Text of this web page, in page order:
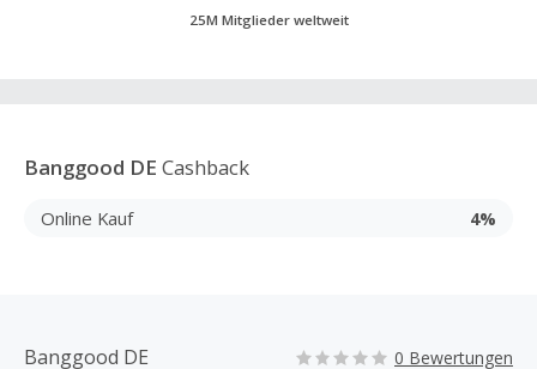
25M Mitglieder weltweit
Banggood DE Cashback
Online Kauf 4%
Banggood DE 0 Bewertungen